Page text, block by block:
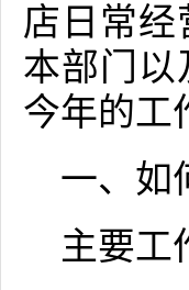
店日常
本部门以
今年的工
一、如
主要工